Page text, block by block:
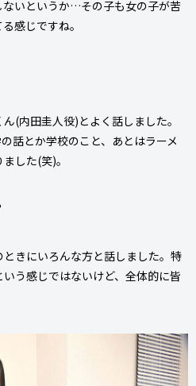
ないというか…その子も女の子が苦
感じですね。
(内田圭人役)とよく話しました。
話とか学校のこと、あとはラーメ
した(笑)。
きにいろんな方と話しました。特
う感じではないけど、全体的に皆